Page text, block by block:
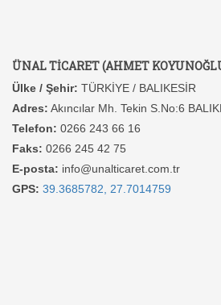
ÜNAL TİCARET (AHMET
Ülke / Şehir: TÜRKİYE / BALIKESİR
Adres: Akıncılar Mh. Tekin S.No:6
Telefon: 0266 243 66 16
Faks: 0266 245 42 75
E-posta: info@unalticaret.com.tr
GPS: 39.3685782, 27.7014759